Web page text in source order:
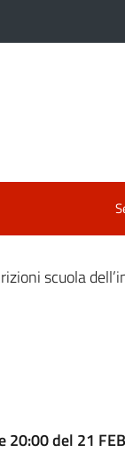
scuola
20:00 del 21